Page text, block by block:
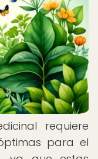
requiere
para el